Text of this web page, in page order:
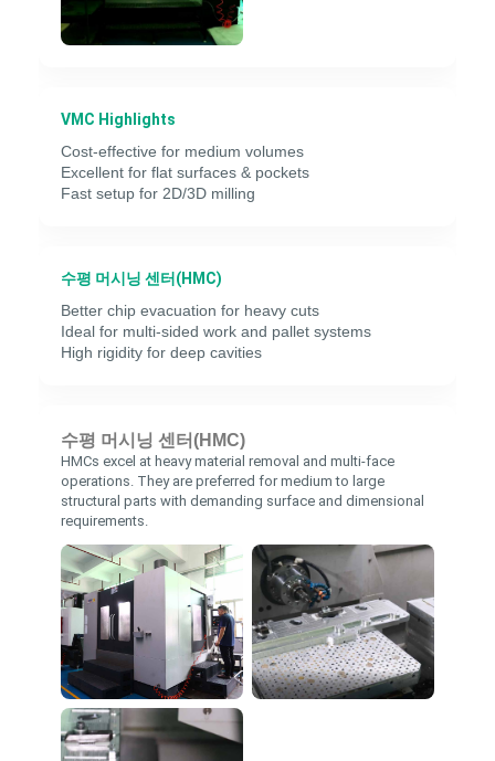
VMC Highlights
Cost-effective for medium volumes
Excellent for flat surfaces & pockets
Fast setup for 2D/3D milling
수평 머시닝 센터(HMC)
Better chip evacuation for heavy cuts
Ideal for multi-sided work and pallet systems
High rigidity for deep cavities
수평 머시닝 센터(HMC)
HMCs excel at heavy material removal and multi-face
operations. They are preferred for medium to large
structural parts with demanding surface and dimensional
requirements.